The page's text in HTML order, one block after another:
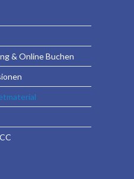
& Online Buchen